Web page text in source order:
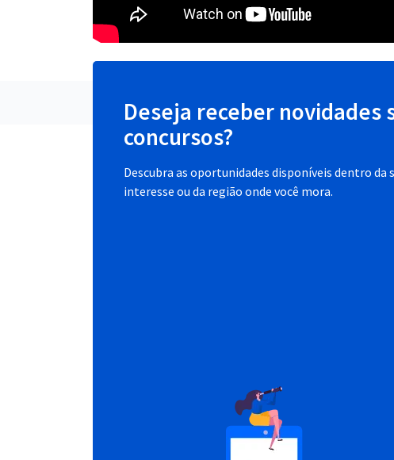
Deseja receber novidades
concursos?
Descubra as oportunidades disponíveis dentro da
interesse ou da região onde você mora.